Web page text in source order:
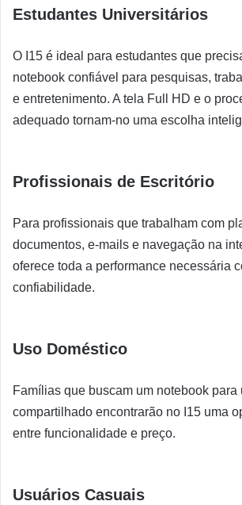
Estudantes Universitários
O I15 é ideal para estudantes que
notebook confiável para pesquisas,
e entretenimento. A tela Full HD e o
adequado tornam-no uma escolha
Profissionais de Escritório
Para profissionais que trabalham com
documentos, e-mails e navegação na
oferece toda a performance necessária
confiabilidade.
Uso Doméstico
Famílias que buscam um notebook para
compartilhado encontrarão no I15 uma
entre funcionalidade e preço.
Usuários Casuais